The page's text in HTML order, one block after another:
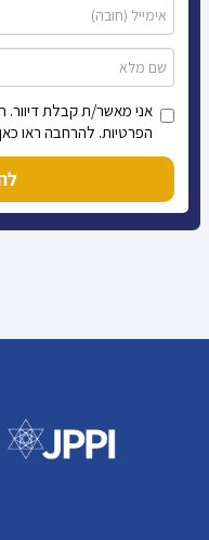
אני מאשר/ת קבלת דיוור.
הפרטיות. להרחבה ראו כאן